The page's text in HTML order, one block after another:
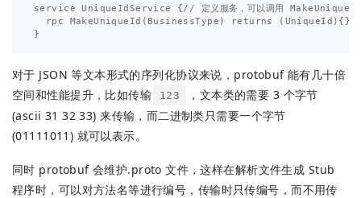
service UniqueIdService {// 定义服务，可以调用
  rpc MakeUniqueId(BusinessType) returns (UniqueId){}
对于 JSON 等文本形式的序列化协议来说，protobuf 能有几十倍
空间和性能提升，比如传输
123
，文本类的需要 3 个字节
(ascii 31 32 33) 来传输，而二进制类只需要一个字节
(01111011) 就可以表示。
同时 protobuf 会维护.proto 文件，这样在解析文件生成 Stub
程序时，可以对方法名等进行编号，传输时只传编号，而不用传